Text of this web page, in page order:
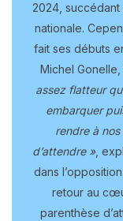
2024, succédant
nationale.
fait ses débuts
Michel
assez flatteur
embarquer
rendre à
d’attendre »,
dans
retour au
parenthèse